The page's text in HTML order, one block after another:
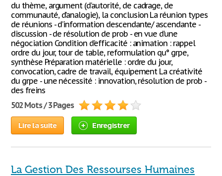
du thème, argument (d’autorité, de cadrage, de
communauté, d’analogie), la conclusion La réunion types
de réunions - d’information descendante/ ascendante -
discussion - de résolution de prob - en vue d’une
négociation Condition d’efficacité : animation : rappel
ordre du jour, tour de table, reformulation qu° grpe,
synthèse Préparation matérielle : ordre du jour,
convocation, cadre de travail, équipement La créativité
du grpe - une nécessité : innovation, résolution de prob -
des freins
502 Mots / 3 Pages
Lire la suite Enregistrer
La Gestion Des Ressourses Humaines